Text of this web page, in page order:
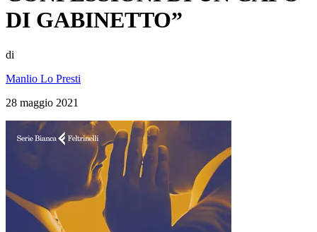
DI GABINETTO”
di
Manlio Lo Presti
28 maggio 2021